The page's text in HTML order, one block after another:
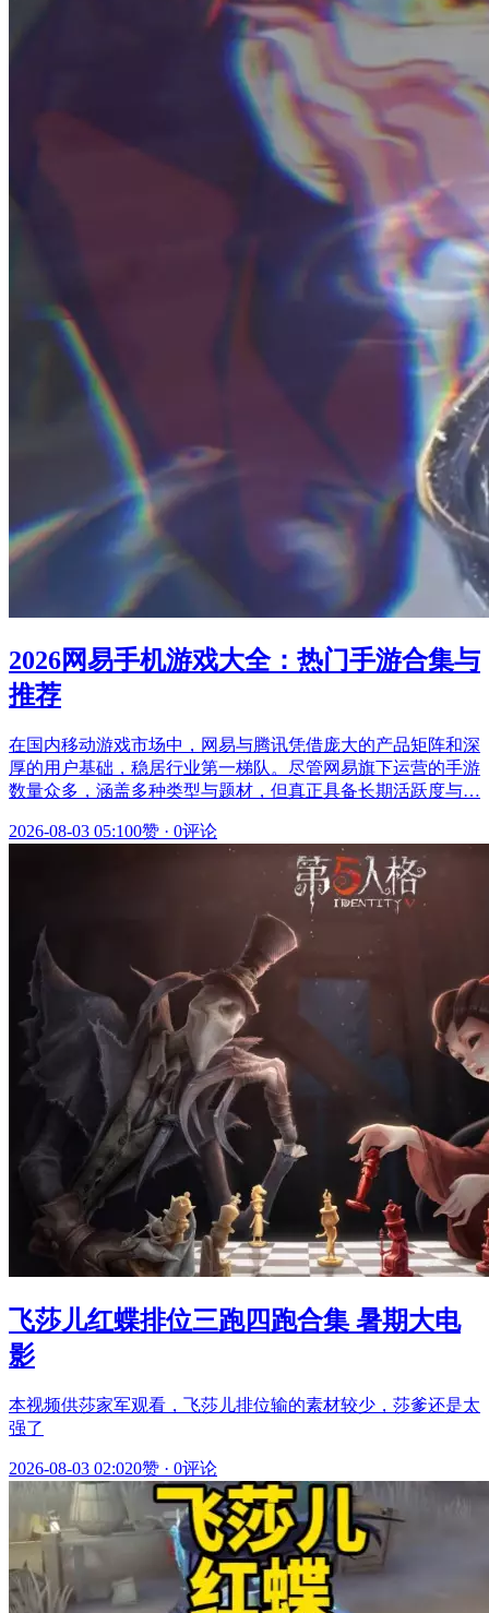
2026网易手机游戏大全：热门手游合集与
推荐
在国内移动游戏市场中，网易与腾讯凭借庞大的产品矩阵和深
厚的用户基础，稳居行业第一梯队。尽管网易旗下运营的手游
数量众多，涵盖多种类型与题材，但真正具备长期活跃度与…
2026-08-03 05:100赞 · 0评论
飞莎儿红蝶排位三跑四跑合集 暑期大电
影
本视频供莎家军观看，飞莎儿排位输的素材较少，莎爹还是太
强了
2026-08-03 02:020赞 · 0评论